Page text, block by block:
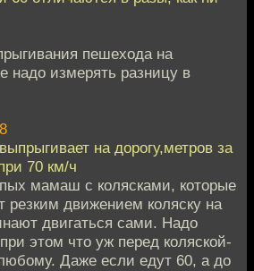
пешехода на
надо измерять разницу в
на дорогу,метров за
70 км/ч
мамаш с колясками, которые
резким движением коляску на
двигаться сами. Надо
этом что уж перед коляской-
Даже если едут 60, а до